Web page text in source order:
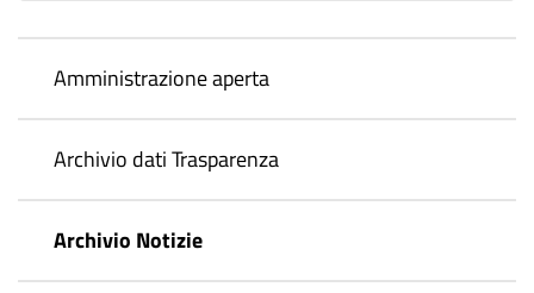
Amministrazione aperta
Archivio dati Trasparenza
Archivio Notizie